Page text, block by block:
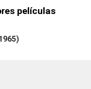
películas